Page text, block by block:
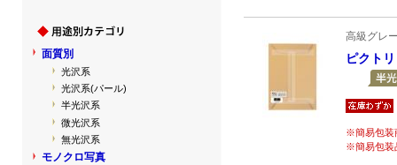
高級グレ
ピクト
※簡易包装
※簡易包装
面質別
光沢系
光沢系(パール)
半光沢系
微光沢系
無光沢系
モノクロ写真